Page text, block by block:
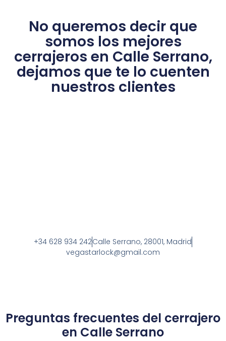
No queremos decir que
somos los mejores
cerrajeros en Calle Serrano,
dejamos que te lo cuenten
nuestros clientes​
+34 628 934 242Calle Serrano, 28001, Madrid
vegastarlock@gmail.com
Preguntas frecuentes del cerrajero
en Calle Serrano